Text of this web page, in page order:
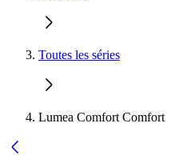
Toutes les séries
Lumea Comfort Comfort